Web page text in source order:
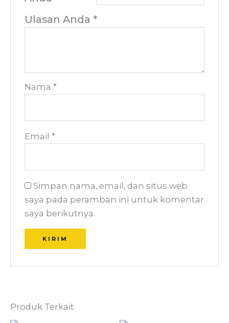
Ulasan Anda *
Nama*
Email*
Simpan nama, email, dan situs web
saya pada peramban ini untuk komentar
saya berikutnya.
Produk Terkait